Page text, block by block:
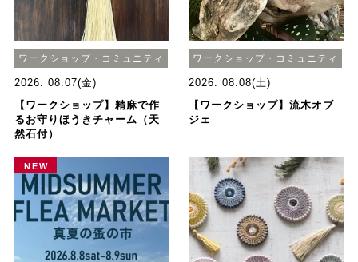
ワークショップ・コミュニティ
2026. 08.07(金)
【ワークショップ】精麻で作
るお守りほうきチャーム（天
然石付）
ワークショップ・コミュニティ
2026. 08.08(土)
【ワークショップ】流木オブ
ジェ
NEW